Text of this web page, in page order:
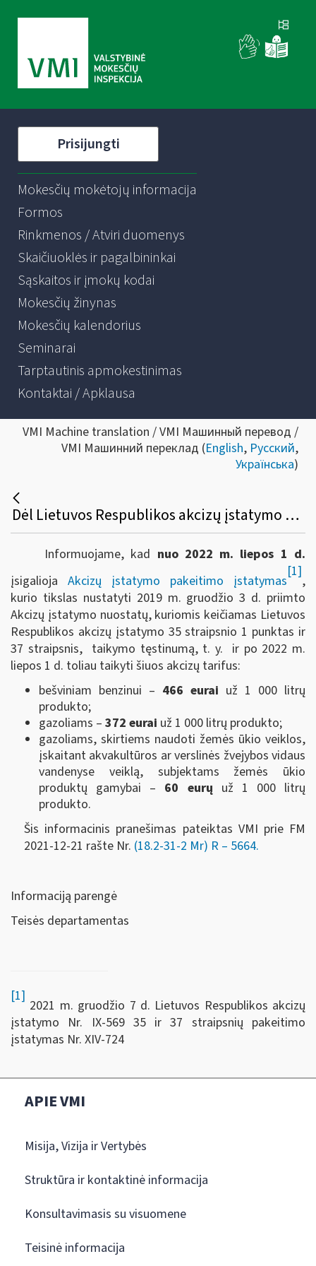
Prisijungti
Mokesčių mokėtojų informacija
Formos
Rinkmenos / Atviri duomenys
Skaičiuoklės ir pagalbininkai
Sąskaitos ir įmokų kodai
Mokesčių žinynas
Mokesčių kalendorius
Seminarai
Tarptautinis apmokestinimas
Kontaktai / Apklausa
VMI Machine translation / VMI Машинный перевод /
VMI Машинний переклад (English, Русский,
Українська)
Dėl Lietuvos Respublikos akcizų įstatymo pakeitimo nuo 2022 m. liepos 1 d.
Informuojame, kad nuo 2022 m. liepos 1 d.
įsigalioja Akcizų įstatymo pakeitimo įstatymas
[1]
,
kurio tikslas nustatyti 2019 m. gruodžio 3 d. priimto
Akcizų įstatymo nuostatų, kuriomis keičiamas Lietuvos
Respublikos akcizų įstatymo 35 straipsnio 1 punktas ir
37 straipsnis, taikymo tęstinumą, t. y. ir po 2022 m.
liepos 1 d. toliau taikyti šiuos akcizų tarifus:
bešviniam benzinui – 466 eurai už 1 000 litrų
produkto;
gazoliams – 372 eurai už 1 000 litrų produkto;
gazoliams, skirtiems naudoti žemės ūkio veiklos,
įskaitant akvakultūros ar verslinės žvejybos vidaus
vandenyse veiklą, subjektams žemės ūkio
produktų gamybai – 60 eurų už 1 000 litrų
produkto.
Šis informacinis pranešimas pateiktas VMI prie FM
2021-12-21 rašte Nr. (18.2-31-2 Mr) R – 5664.
Informaciją parengė
Teisės departamentas
[1]
2021 m. gruodžio 7 d. Lietuvos Respublikos akcizų
įstatymo Nr. IX-569 35 ir 37 straipsnių pakeitimo
įstatymas Nr. XIV‑724
APIE VMI
Misija, Vizija ir Vertybės
Struktūra ir kontaktinė informacija
Konsultavimasis su visuomene
Teisinė informacija